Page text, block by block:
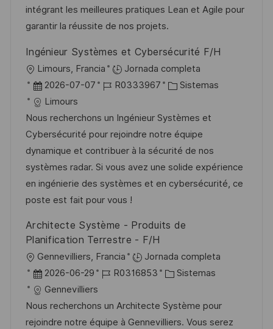
p
u
l
i
c
c
i
ó
n
r
í
intégrant les meilleures pratiques Lean et Agile pour
garantir la réussite de nos projets.
Ingénieur Systèmes et Cybersécurité F/H
U
b
c
a
c
i
ó
n
Limours, Francia
Jornada completa
F
e
c
h
a
d
e
p
c
a
2026-07-07
I
d
e
e
m
p
l
R0333967
C
t
e
g
o
r
Sistemas
Limours
Nous recherchons un Ingénieur Systèmes et
Cybersécurité pour rejoindre notre équipe
dynamique et contribuer à la sécurité de nos
systèmes radar. Si vous avez une solide expérience
en ingénierie des systèmes et en cybersécurité, ce
poste est fait pour vous !
Architecte Système - Produits de
Planification Terrestre - F/H
U
b
c
a
Gennevilliers, Francia
Jornada completa
F
e
c
h
2026-06-29
I
d
e
R0316853
C
t
e
Sistemas
Gennevilliers
Nous recherchons un Architecte Système pour
rejoindre notre équipe à Gennevilliers. Vous serez